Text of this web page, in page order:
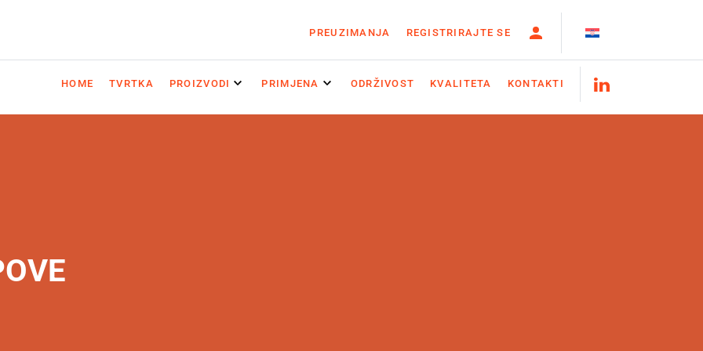
PREUZIMANJA REGISTRIRAJTE SE
HOME TVRTKA PROIZVODI PRIMJENA ODRŽIVOST KVALITETA KONTAKTI